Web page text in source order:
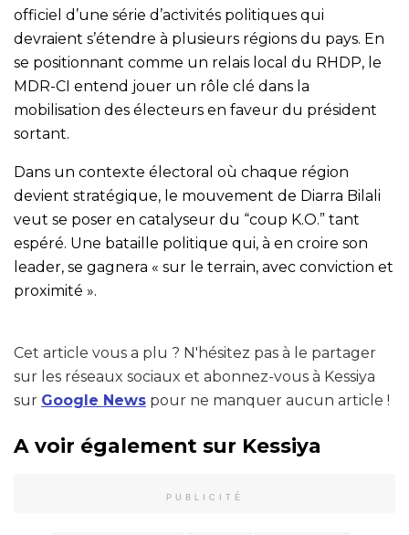
officiel d’une série d’activités politiques qui
devraient s’étendre à plusieurs régions du pays. En
se positionnant comme un relais local du RHDP, le
MDR-CI entend jouer un rôle clé dans la
mobilisation des électeurs en faveur du président
sortant.
Dans un contexte électoral où chaque région
devient stratégique, le mouvement de Diarra Bilali
veut se poser en catalyseur du “coup K.O.” tant
espéré. Une bataille politique qui, à en croire son
leader, se gagnera « sur le terrain, avec conviction et
proximité ».
Cet article vous a plu ? N'hésitez pas à le partager
sur les réseaux sociaux et abonnez-vous à Kessiya
sur Google News pour ne manquer aucun article !
A voir également sur Kessiya
PUBLICITÉ